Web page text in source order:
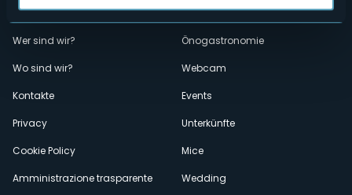
Menù
secondario
Wer sind wir?
Wo sind wir?
Kontakte
Privacy
Cookie Policy
Amministrazione trasparente
Önogastronomie
Webcam
Events
Unterkünfte
Mice
Wedding